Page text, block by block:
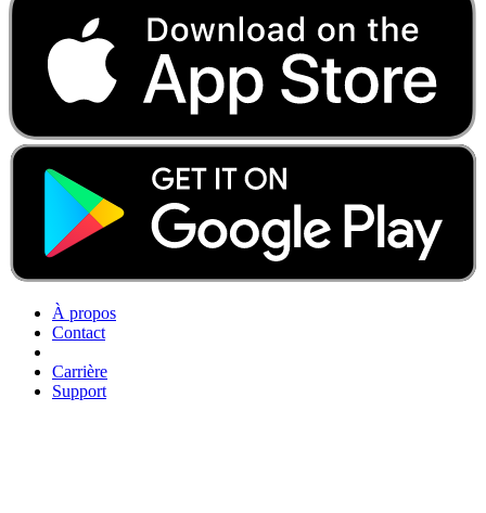
À propos
Contact
Carrière
Support